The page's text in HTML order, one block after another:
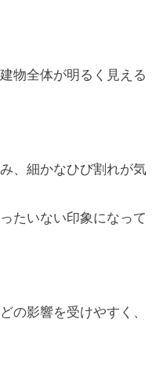
物全体が明るく見える
、細かなひび割れが気
たいない印象になって
の影響を受けやすく、